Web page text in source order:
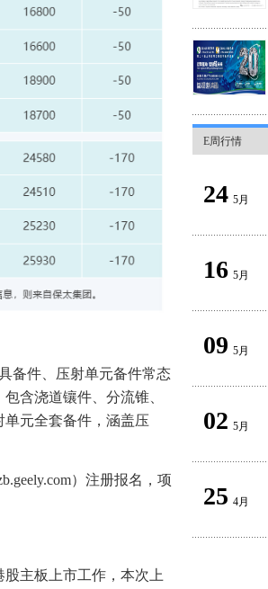
备件、压射单元备件常态
含浇道镶件、分流锥、
元全套备件，涵盖压
）注册报名，项
主板上市工作，本次上
E周行情
24 5月
16 5月
09 5月
02 5月
25 4月